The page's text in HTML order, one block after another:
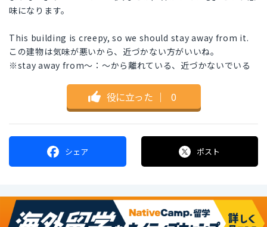
味になります。
This building is creepy, so we should stay away from it.
この建物は気味が悪いから、近づかない方がいいね。
※stay away from～：～から離れている、近づかないでいる
役に立った ｜ 0
シェア ポスト